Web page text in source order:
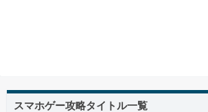
スマホゲー攻略タイトル一覧